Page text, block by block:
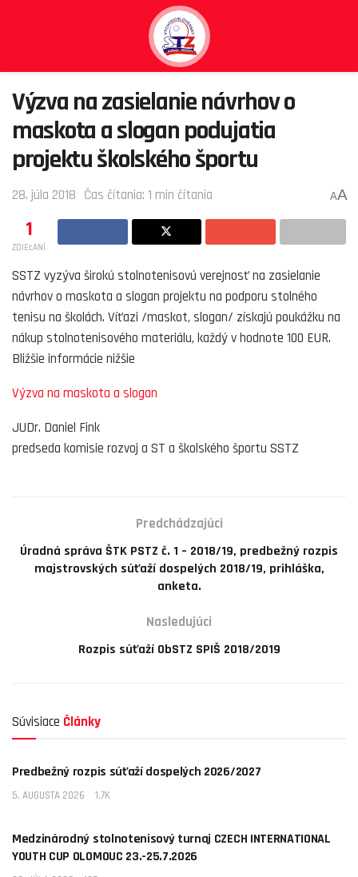
Výzva na zasielanie návrhov o
maskota a slogan podujatia
projektu školského športu
28. júla 2018 Čas čítania: 1 min čítania AA
1
ZDIEĽANÍ
SSTZ vyzýva širokú stolnotenisovú verejnosť na zasielanie
návrhov o maskota a slogan projektu na podporu stolného
tenisu na školách. Víťazi /maskot, slogan/ získajú poukážku na
nákup stolnotenisového materiálu, každý v hodnote 100 EUR.
Bližšie informácie nižšie
Výzva na maskota a slogan
JUDr. Daniel Fink
predseda komisie rozvoj a ST a školského športu SSTZ
Predchádzajúci
Úradná správa ŠTK PSTZ č. 1 – 2018/19, predbežný rozpis
majstrovských súťaží dospelých 2018/19, prihláška,
anketa.
Nasledujúci
Rozpis súťaží ObSTZ SPIŠ 2018/2019
Súvisiace Články
AKTUALITY
Predbežný rozpis súťaží dospelých 2026/2027
5. AUGUSTA 2026 1.7K
Medzinárodný stolnotenisový turnaj CZECH INTERNATIONAL
YOUTH CUP OLOMOUC 23.-25.7.2026